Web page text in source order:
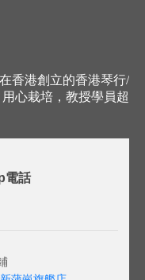
香港創立的香港琴行/
心栽培，教授學員超
電話